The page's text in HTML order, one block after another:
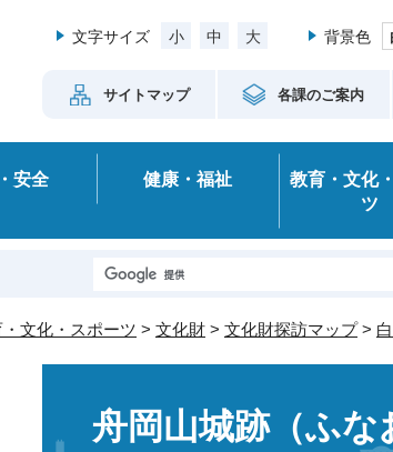
文字サイズ 小 中 大 背景色
サイトマップ 各課のご案内
安全 健康・福祉
教育・文化
ツ
文化・スポーツ > 文化財 > 文化財探訪マップ>
舟岡山城跡（ふな